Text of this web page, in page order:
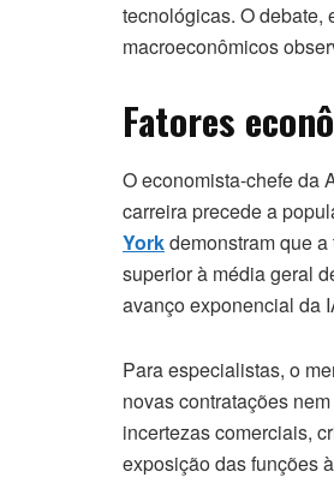
tecnológicas. O debate,
macroeconômicos
Fatores
O economista-chefe da
carreira precede a
Yorkdemonstram que
superior à média geral
avanço exponencial da
Para especialistas, o
novas contratações
incertezas comerciais,
exposição das funções